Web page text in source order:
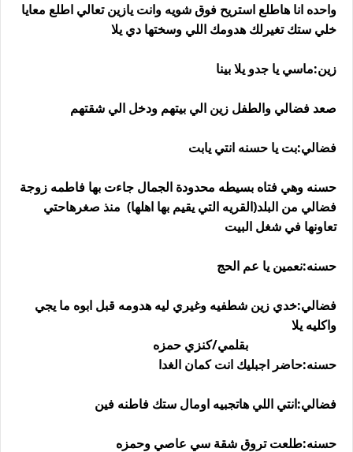
واحده انا هاطلع استريح فوق شويه وانت يازين تعالي اطلع معايا
خلي ستك تغيرلك هدومك اللي وسختها دي يلا
زين:ماسي يا جدو يلا بينا
صعد فضالي والطفل زين الي بيتهم ودخل الي شقتهم
فضالي:بت يا حسنه انتي يابت
حسنه وهي فتاه بسيطه محدودة الجمال جاءت بها فاطمه زوجة
فضالي من البلد(القريه التي يقيم بها اهلها) منذ صغرهاحتي
تعاونها في شغل البيت
حسنه:نعمين يا عم الحج
فضالي:خدي زين شطفيه وغيري ليه هدومه قبل ابوه ما يجي
واكليه يلا
بقلمي/كنزي حمزه
حسنه:حاضر اجبليك انت كمان الغدا
فضالي:انتي اللي هاتجبيه اومال ستك فاطنه فين
حسنه:طلعت تروق شقة سي عاصي وحمزه